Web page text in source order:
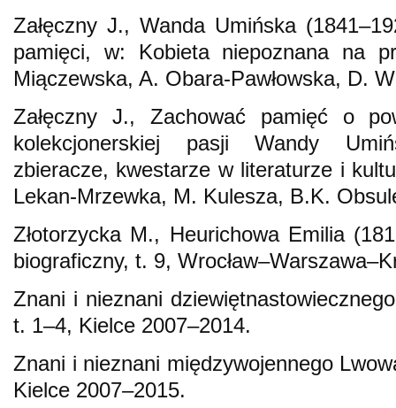
Załęczny J., Wanda Umińska
pamięci, w: Kobieta niepoznana na
Miączewska, A. Obara-Pawłowska, D.
Załęczny J., Zachować pamięć o
kolekcjonerskiej pasji Wandy
zbieracze, kwestarze w literaturze i
Lekan-Mrzewka, M. Kulesza, B.K.
Złotorzycka M., Heurichowa Emilia
biograficzny, t. 9,
Znani i nieznani
t. 1–4, Kielce 2007–2014.
Znani i nieznani międzywojennego
Kielce 2007–2015.